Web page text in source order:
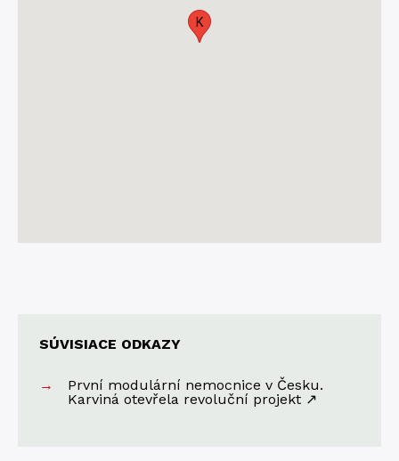
K
SÚVISIACE ODKAZY
První modulární nemocnice v Česku.
Karviná otevřela revoluční projekt ↗